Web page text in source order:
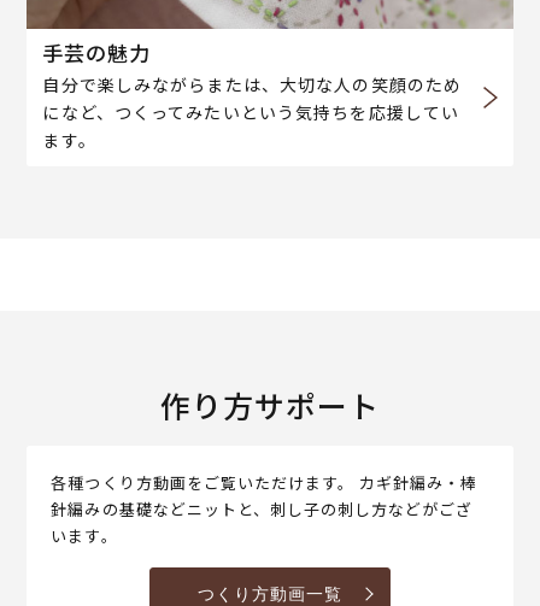
手芸の魅力
自分で楽しみながらまたは、大切な人の笑顔のため
になど、つくってみたいという気持ちを応援してい
ます。
作り方サポート
各種つくり方動画をご覧いただけます。 カギ針編み・棒
針編みの基礎などニットと、刺し子の刺し方などがござ
います。
つくり方動画一覧